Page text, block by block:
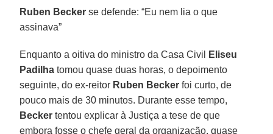
Ruben Becker se defende: “Eu nem lia o que
assinava”
Enquanto a oitiva do ministro da Casa Civil
Eliseu
Padilha tomou quase duas horas, o depoimento
seguinte, do ex-reitor Ruben Becker foi curto, de
pouco mais de 30 minutos. Durante esse tempo,
Becker tentou explicar à Justiça a tese de que
embora fosse o chefe geral da organização, quase